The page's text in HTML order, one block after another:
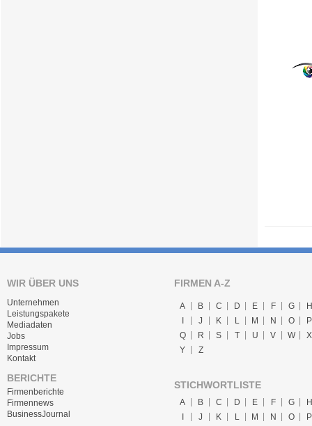
WIR ÜBER UNS
Unternehmen
Leistungspakete
Mediadaten
Jobs
Impressum
Kontakt
BERICHTE
Firmenberichte
Firmennews
BusinessJournal
FIRMEN A-Z
A B C D E F G
H
J K L M N O
P
Q
R S T U V W
X
Y
Z
STICHWORTLISTE
A B C D E F G
H
J K L M N O
P